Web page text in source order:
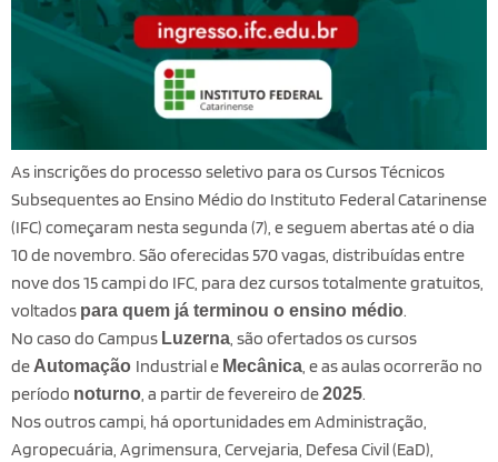
As inscrições do processo seletivo para os Cursos Técnicos
Subsequentes ao Ensino Médio do Instituto Federal Catarinense
(IFC) começaram nesta segunda (7), e seguem abertas até o dia
10 de novembro. São oferecidas 570 vagas, distribuídas entre
nove dos 15 campi do IFC, para dez cursos totalmente gratuitos,
voltados para quem já terminou o ensino médio.
No caso do Campus Luzerna, são ofertados os cursos
de Automação Industrial e Mecânica, e as aulas ocorrerão no
período noturno, a partir de fevereiro de2025.
Nos outros campi, há oportunidades em Administração,
Agropecuária, Agrimensura, Cervejaria, Defesa Civil (EaD),